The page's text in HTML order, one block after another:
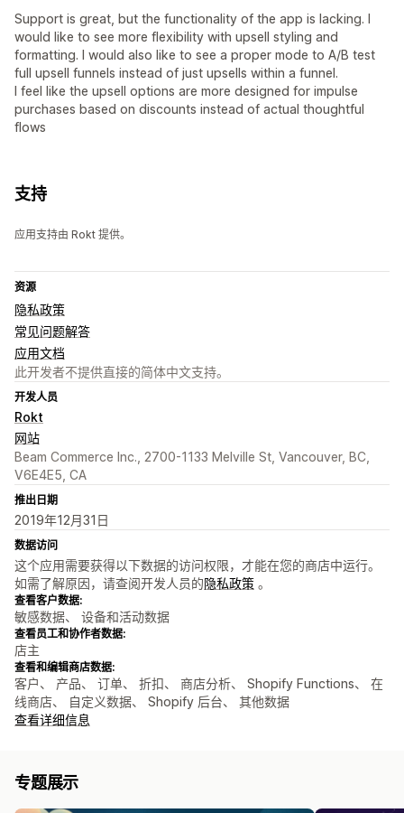
Support is great, but the functionality of the app is lacking. I
would like to see more flexibility with upsell styling and
formatting. I would also like to see a proper mode to A/B test
full upsell funnels instead of just upsells within a funnel.
I feel like the upsell options are more designed for impulse
purchases based on discounts instead of actual thoughtful
flows
支持
应用支持由 Rokt 提供。
资源
隐私政策
常见问题解答
应用文档
此开发者不提供直接的简体中文支持。
开发人员
Rokt
网站
Beam Commerce Inc., 2700-1133 Melville St, Vancouver, BC,
V6E4E5, CA
推出日期
2019年12月31日
数据访问
这个应用需要获得以下数据的访问权限，才能在您的商店中运行。
如需了解原因，请查阅开发人员的隐私政策 。
查看客户数据:
敏感数据、 设备和活动数据
查看员工和协作者数据:
店主
查看和编辑商店数据:
客户、 产品、 订单、 折扣、 商店分析、 Shopify Functions、 在
线商店、 自定义数据、 Shopify 后台、 其他数据
查看详细信息
专题展示